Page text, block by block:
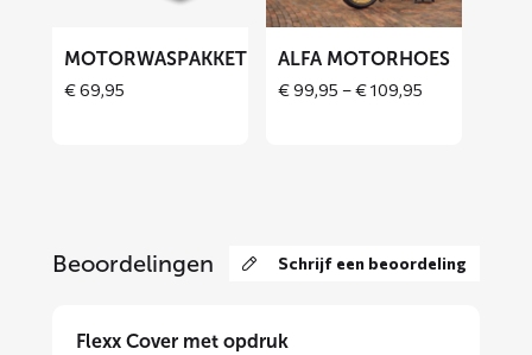
MOTORWASPAKKET
€69,95
ALFA MOTORHOES
€99,95 –€109,95
Beoordelingen Schrijf een beoordeling
Flexx Cover met opdruk